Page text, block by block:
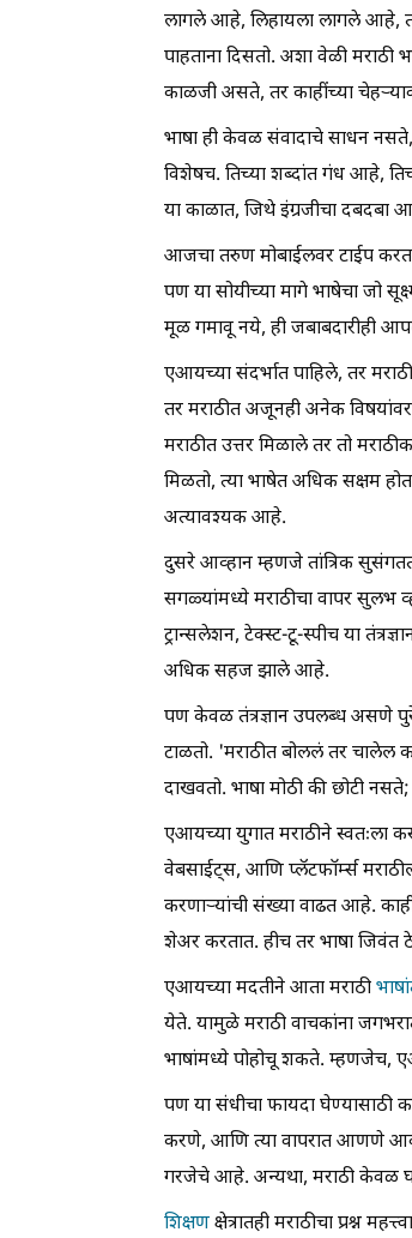
लागले आहे, लिहायला लागले आहे, तर
पाहताना दिसतो. अशा वेळी मराठी
काळजी असते, तर काहींच्या
भाषा ही केवळ संवादाचे साधन
विशेषच. तिच्या शब्दांत गंध आहे,
या काळात, जिथे इंग्रजीचा दबदबा
आजचा तरुण मोबाईलवर टाईप
पण या सोयीच्या मागे भाषेचा जो
मूळ गमावू नये, ही जबाबदारीही
एआयच्या संदर्भात पाहिले, तर
तर मराठीत अजूनही अनेक विषयांवर
मराठीत उत्तर मिळाले तर तो
मिळतो, त्या भाषेत अधिक सक्षम
अत्यावश्यक आहे.
दुसरे आव्हान म्हणजे तांत्रिक
सगळ्यांमध्ये मराठीचा वापर सुलभ
ट्रान्सलेशन, टेक्स्ट-टू-स्पीच या
अधिक सहज झाले आहे.
पण केवळ तंत्रज्ञान उपलब्ध असणे
टाळतो. 'मराठीत बोललं तर चालेल
दाखवतो. भाषा मोठी की छोटी
एआयच्या युगात मराठीने
वेबसाईट्स, आणि प्लॅटफॉर्म्स
करणाऱ्यांची संख्या वाढत आहे.
शेअर करतात. हीच तर भाषा जिवंत
एआयच्या मदतीने आता मराठी
येते. यामुळे मराठी वाचकांना
भाषांमध्ये पोहोचू शकते. म्हणजेच,
पण या संधीचा फायदा घेण्यासाठी
करणे, आणि त्या वापरात आणणे
गरजेचे आहे. अन्यथा, मराठी केवळ
शिक्षणक्षेत्रातही मराठीचा प्रश्न